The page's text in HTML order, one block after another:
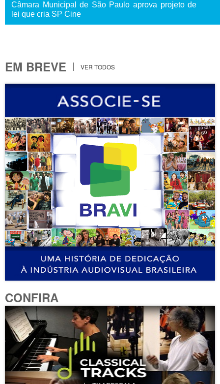
Câmara Municipal de São Paulo aprova projeto de
lei que cria SP Cine
EM BREVE VER TODOS
CONFIRA